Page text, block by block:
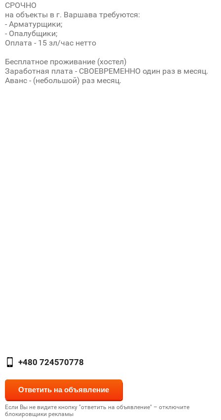
СРОЧНО
на объекты в г. Варшава требуются:
- Арматурщики;
- Опалубщики;
Оплата - 15 зл/час нетто
Бесплатное проживание (хостел)
Заработная плата - СВОЕВРЕМЕННО один раз в месяц.
Аванс - (небольшой) раз месяц.
+480 724570778
Если Вы не видите кнопку "ответить на объявление" – отключите
блокировщики рекламы